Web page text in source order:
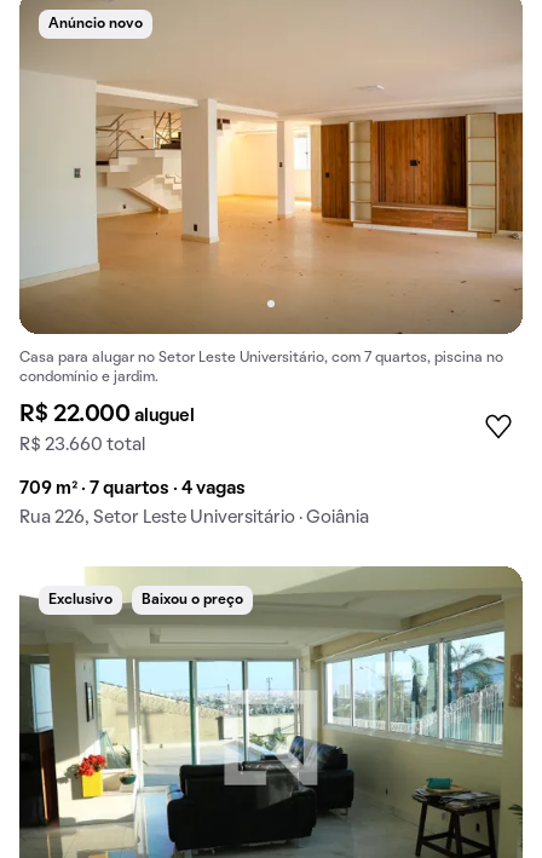
Anúncio novo
Casa para alugar no Setor Leste Universitário, com 7 quartos, piscina no
condomínio e jardim.
R$ 22.000aluguel
R$ 23.660 total
709 m² · 7 quartos · 4 vagas
Rua 226, Setor Leste Universitário · Goiânia
Exclusivo Baixou o preço